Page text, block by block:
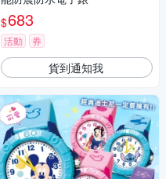
$683
活動 券
貨到通知我